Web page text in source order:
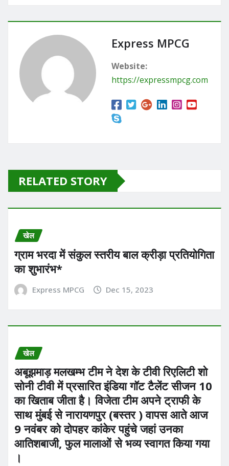
e
b
o
k
o
o
l e
Express MPCG
Website:
https://expressmpcg.com
RELATED STORY
खेल
ग्राम भरदा में संकुल स्तरीय बाल क्रीड़ा प्रतियोगिता
का शुभारंभ*
Express MPCG Dec 15, 2023
खेल
अबूझमाड़ मलखम्भ टीम ने देश के टीवी रिएलिटी शो
सोनी टीवी में प्रसारित इंडिया गॉट टैलेंट सीजन 10
का खिताब जीता है। विजेता टीम अपने ट्राफी के
साथ मुंबई से नारायणपुर (बस्तर ) वापस आते आज
9 नवंबर को दोपहर कांकेर पहुंचे जहां उनका
आतिशबाजी, फुल मालाओं से भव्य स्वागत किया गया
।